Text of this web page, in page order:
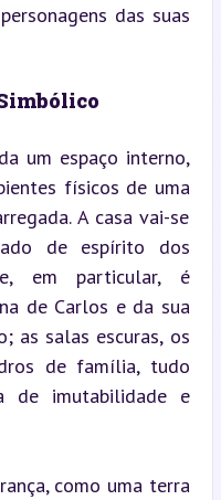
das suas
um espaço interno,
físicos de uma
A casa vai-se
de espírito dos
em particular, é
de Carlos e da sua
as salas escuras, os
de família, tudo
de imutabilidade e
como uma terra